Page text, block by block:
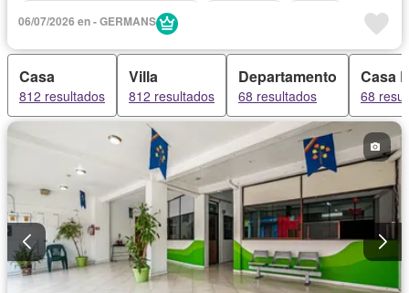
Circuito cerrado de televisión
Cuarto de Limpieza
Gas natural
Asador Despacho
Vista panorámica
Recámara con closet
Parcialmente amueblado
06/07/2026 en - GERMANS
Casa
812 resultados
Villa
812 resultados
Departamento
68 resultados
Casa
68